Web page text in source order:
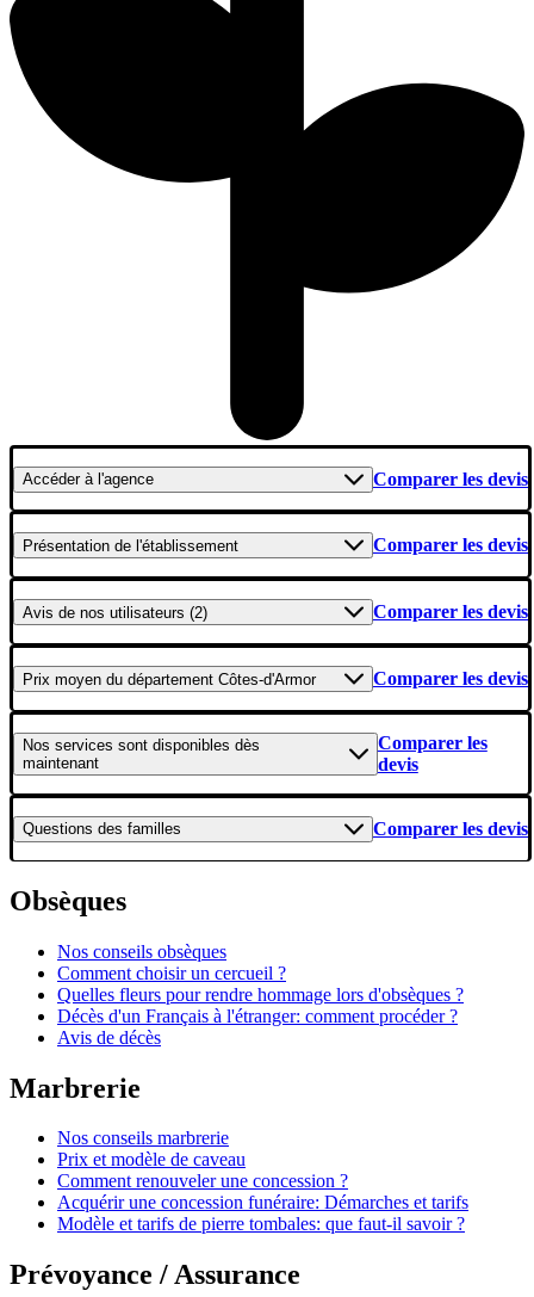
Accéderà l'agence Comparer les devis
Présentation de l'établissement Comparer les devis
Avis de nos utilisateurs (2) Comparer les devis
Prix moyen du département Côtes-d'Armor Comparer les devis
Nos services sont disponibles dès
maintenant
Comparer les
devis
Questions des familles Comparer les devis
Obsèques
Nos conseils obsèques
Comment choisir un cercueil ?
Quelles fleurs pour rendre hommage lors d'obsèques ?
Décès d'un Français à l'étranger: comment procéder ?
Avis de décès
Marbrerie
Nos conseils marbrerie
Prix et modèle de caveau
Comment renouveler une concession ?
Acquérir une concession funéraire: Démarches et tarifs
Modèle et tarifs de pierre tombales: que faut-il savoir ?
Prévoyance / Assurance